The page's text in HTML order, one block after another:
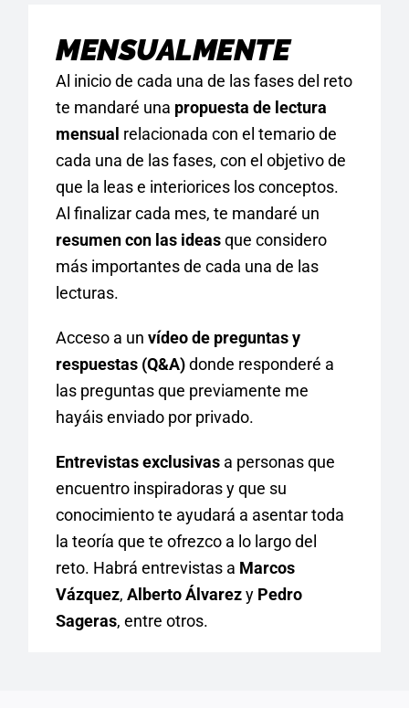
MENSUALMENTE
Al inicio de cada una de las fases del reto
te mandaré una propuesta de lectura
mensual relacionada con el temario de
cada una de las fases, con el objetivo de
que la leas e interiorices los conceptos.
Al finalizar cada mes, te mandaré un
resumen con las ideasque considero
más importantes de cada una de las
lecturas.
Acceso a un vídeo de preguntas y
respuestas (Q&A)donde responderé a
las preguntas que previamente me
hayáis enviado por privado.
Entrevistas exclusivas a personas que
encuentro inspiradoras y que su
conocimiento te ayudará a asentar toda
la teoría que te ofrezco a lo largo del
reto. Habrá entrevistas a Marcos
Vázquez, Alberto Álvarezy Pedro
Sageras, entre otros.